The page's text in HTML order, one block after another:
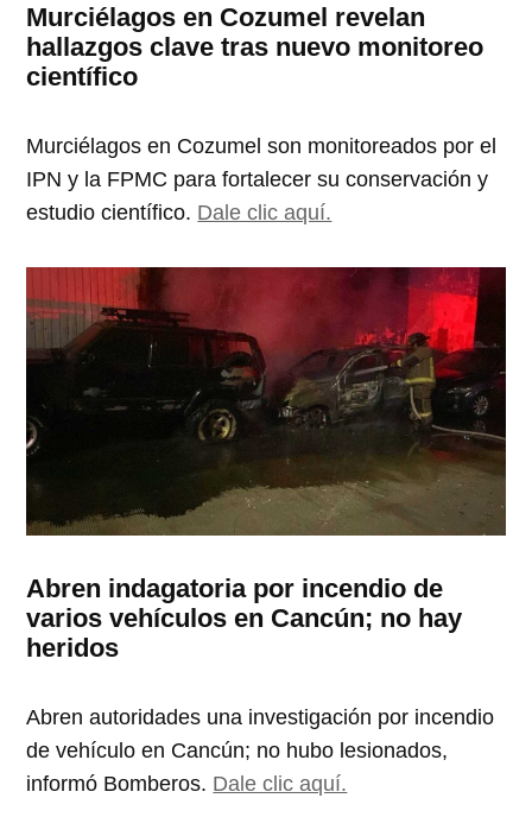
Murciélagos en Cozumel revelan
hallazgos clave tras nuevo monitoreo
científico
Murciélagos en Cozumel son monitoreados por el
IPN y la FPMC para fortalecer su conservación y
estudio científico. Dale clic aquí.
Abren indagatoria por incendio de
varios vehículos en Cancún; no hay
heridos
Abren autoridades una investigación por incendio
de vehículo en Cancún; no hubo lesionados,
informó Bomberos. Dale clic aquí.